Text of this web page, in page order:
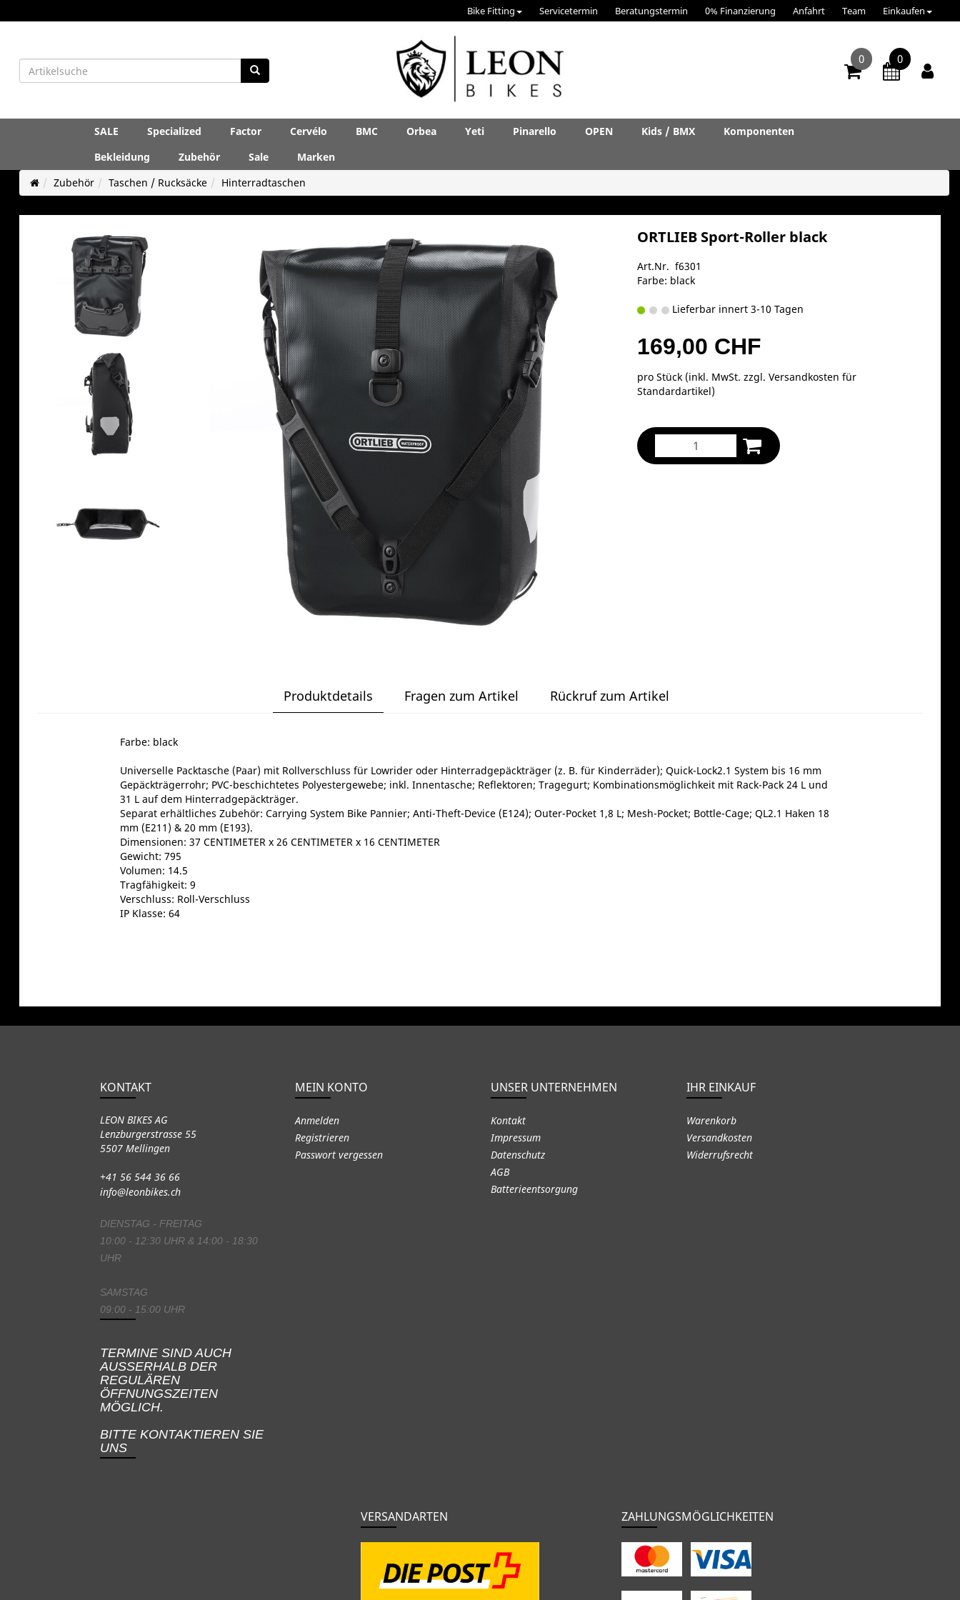
Bike Fitting Servicetermin Beratungstermin 0% Finanzierung Anfahrt Team Einkaufen
0 0
SALE Specialized Factor Cervélo BMC Orbea Yeti Pinarello OPEN Kids / BMX
Komponenten
Bekleidung
Zubehör Sale
Marken
Zubehör
Taschen / Rucksäcke Hinterradtaschen
ORTLIEB Sport-Roller black
Art.Nr. f6301
Farbe: black
Lieferbar innert 3-10 Tagen
169,00 CHF
pro Stück (inkl. MwSt. zzgl.Versandkosten für
Standardartikel)
Produktdetails Fragen zum Artikel Rückruf zum Artikel
Farbe: black
Universelle Packtasche (Paar) mit Rollverschluss für Lowrider oder Hinterradgepäckträger (z. B. für Kinderräder); Quick-Lock2.1 System bis 16 mm
Gepäckträgerrohr; PVC-beschichtetes Polyestergewebe; inkl. Innentasche; Reflektoren; Tragegurt; Kombinationsmöglichkeit mit Rack-Pack 24 L und
31 L auf dem Hinterradgepäckträger.
Separat erhältliches Zubehör: Carrying System Bike Pannier; Anti-Theft-Device (E124); Outer-Pocket 1,8 L; Mesh-Pocket; Bottle-Cage; QL2.1 Haken 18
mm (E211) & 20 mm (E193).
Dimensionen: 37 CENTIMETER x 26 CENTIMETER x 16 CENTIMETER
Gewicht: 795
Volumen: 14.5
Tragfähigkeit: 9
Verschluss: Roll-Verschluss
IP Klasse: 64
KONTAKT
LEON BIKES AG
Lenzburgerstrasse 55
5507 Mellingen
+41 56 544 36 66
info@leonbikes.ch
DIENSTAG - FREITAG
10:00 - 12:30 UHR & 14:00 - 18:30
UHR
SAMSTAG
09:00 - 15:00 UHR
TERMINE SIND AUCH
AUSSERHALB DER
REGULÄREN
ÖFFNUNGSZEITEN
MÖGLICH.
BITTE KONTAKTIEREN SIE
UNS
MEIN KONTO
Anmelden
Registrieren
Passwort vergessen
UNSER UNTERNEHMEN
Kontakt
Impressum
Datenschutz
AGB
Batterieentsorgung
IHR EINKAUF
Warenkorb
Versandkosten
Widerrufsrecht
VERSANDARTEN ZAHLUNGSMÖGLICHKEITEN